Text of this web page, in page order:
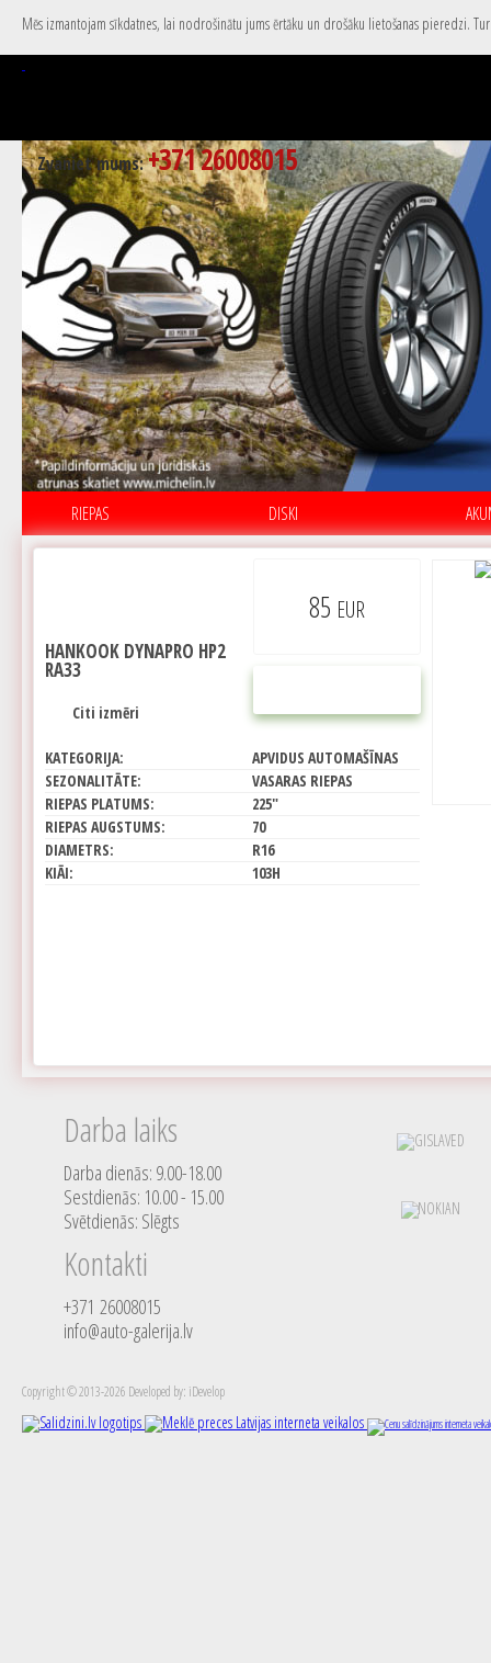
Mēs izmantojam sīkdatnes, lai nodrošinātu jums ērtāku un drošāku lietošanas pieredzi.
Zvaniet mums:+371 26008015
RIEPAS DISKI
85 EUR
HANKOOK DYNAPRO HP2
RA33
Citi izmēri
KATEGORIJA:
APVIDUS AUTOMAŠĪNAS
SEZONALITĀTE:
VASARAS RIEPAS
RIEPAS PLATUMS:
225"
RIEPAS AUGSTUMS:
70
DIAMETRS:
R16
KIĀI:
103H
Darba laiks
Darba dienās: 9.00-18.00
Sestdienās: 10.00 - 15.00
Svētdienās: Slēgts
Kontakti
+371 26008015
info@auto-galerija.lv
Copyright © 2013-2026 Developed by: iDevelop